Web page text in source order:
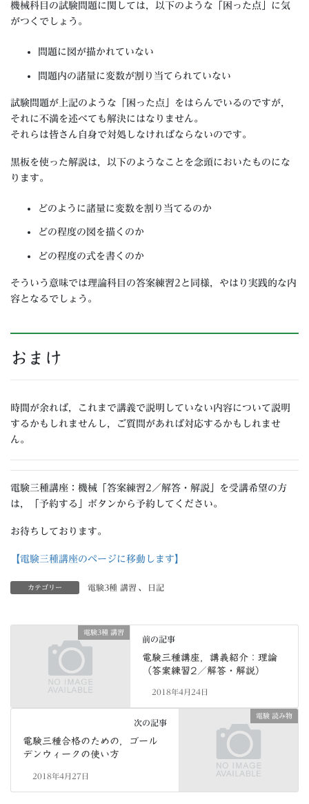
機械科目の試験問題に関しては，以下のような「困った点」に気
がつくでしょう。
問題に図が描かれていない
問題内の諸量に変数が割り当てられていない
試験問題が上記のような「困った点」をはらんでいるのですが，
それに不満を述べても解決にはなりません。
それらは皆さん自身で対処しなければならないのです。
黒板を使った解説は，以下のようなことを念頭においたものにな
ります。
どのように諸量に変数を割り当てるのか
どの程度の図を描くのか
どの程度の式を書くのか
そういう意味では理論科目の答案練習2と同様，やはり実践的な内
容となるでしょう。
おまけ
時間が余れば，これまで講義で説明していない内容について説明
するかもしれませんし，ご質問があれば対応するかもしれませ
ん。
電験三種講座：機械「答案練習2／解答・解説」を受講希望の方
は，「予約する」ボタンから予約してください。
お待ちしております。
【電験三種講座のページに移動します】
カテゴリー 電験3種 講習 、 日記
電験3種 講習
前の記事
電験三種講座，講義紹介：理論
（答案練習2／解答・解説）
2018年4月24日
電験 読み物
次の記事
電験三種合格のための，ゴール
デンウィークの使い方
2018年4月27日